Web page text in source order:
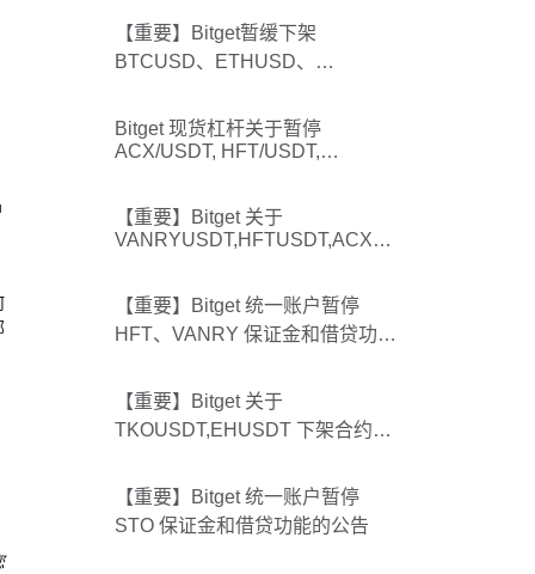
【重要】Bitget暂缓下架
BTCUSD、ETHUSD、
币本位合约
Bitget 现货杠杆关于暂停
ACX/USDT, HFT/USDT,
告
【重要】Bitget 关于
VANRYUSDT,HFTUSDT,ACXUS
【重要】Bitget 统一账户暂停
HFT、VANRY 保证金和借贷功能
【重要】Bitget 关于
TKOUSDT,EHUSDT 下架合约及
【重要】Bitget 统一账户暂停
STO 保证金和借贷功能的公告